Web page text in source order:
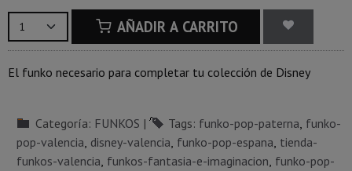
AÑADIR A CARRITO
El funko necesario para completar tu colección de Disney
Categoría: FUNKOS | Tags: funko-pop-paterna funko-
pop-valencia disney-valencia funko-pop-espana tienda-
funkos-valencia funkos-fantasia-e-imaginacion funko-pop-